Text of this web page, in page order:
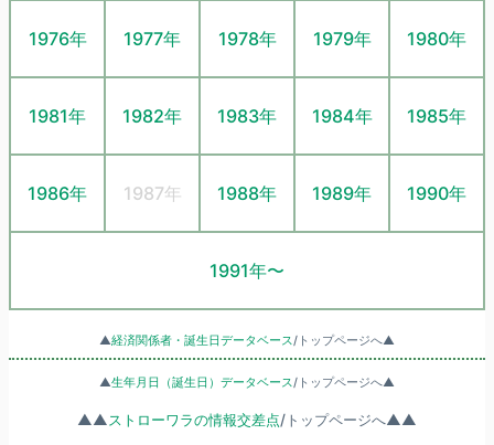
1976年 1977年 1978年 1979年 1980年
1981年 1982年 1983年 1984年 1985年
1986年 1987年 1988年 1989年 1990年
1991年〜
▲経済関係者・誕生日データベース/トップページへ▲
▲生年月日（誕生日）データベース/トップページへ▲
▲▲ストローワラの情報交差点/トップページへ▲▲